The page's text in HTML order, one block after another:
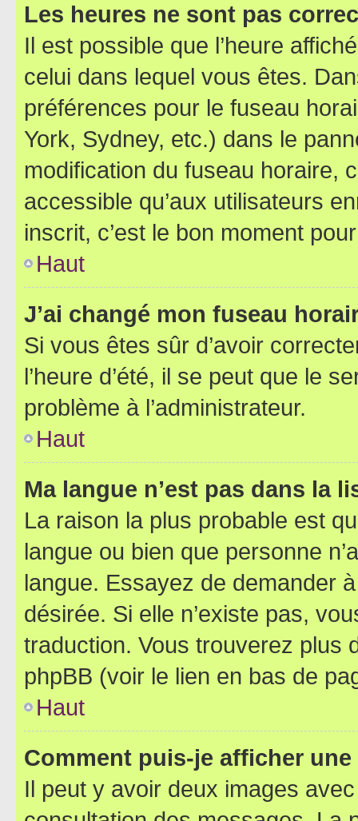
Les heures ne sont pas
Il est possible que l’heure
celui dans lequel vous êtes.
préférences pour le fuseau
York, Sydney, etc.) dans le
modification du fuseau horaire,
accessible qu’aux utilisateurs
inscrit, c’est le bon moment
Haut
J’ai changé mon fuseau
Si vous êtes sûr d’avoir
l’heure d’été, il se peut que le
problème à l’administrateur.
Haut
Ma langue n’est pas dans la
La raison la plus probable est
langue ou bien que personne
langue. Essayez de demander
désirée. Si elle n’existe pas,
traduction. Vous trouverez plus
phpBB (voir le lien en bas de
Haut
Comment puis-je afficher
Il peut y avoir deux images